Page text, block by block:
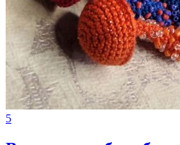
5